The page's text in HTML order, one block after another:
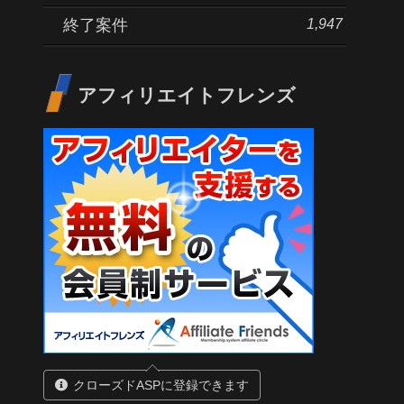
終了案件 1,947
アフィリエイトフレンズ
クローズドASPに登録できます